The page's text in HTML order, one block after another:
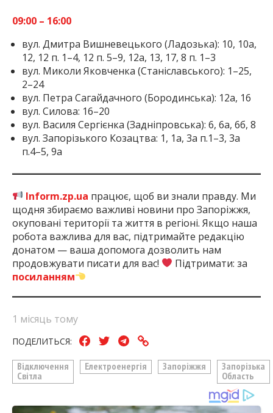
09:00 – 16:00
вул. Дмитра Вишневецького (Ладозька): 10, 10а,
12, 12 п. 1–4, 12 п. 5–9, 12а, 13, 17, 8 п. 1–3
вул. Миколи Яковченка (Станіславського): 1–25,
2–24
вул. Петра Сагайдачного (Бородинська): 12а, 16
вул. Силова: 16–20
вул. Василя Сергієнка (Задніпровська): 6, 6а, 6б, 8
вул. Запорізького Козацтва: 1, 1а, 3а п.1–3, 3а
п.4–5, 9а
Inform.zp.ua працює, щоб ви знали правду. Ми
щодня збираємо важливі новини про Запоріжжя,
окуповані території та життя в регіоні. Якщо наша
робота важлива для вас, підтримайте редакцію
донатом — ваша допомога дозволить нам
продовжувати писати для вас!
Підтримати: за
посиланням
1 місяць тому
ПОДЕЛИТЬСЯ:
Відключення
Світла
Електроенергія Запоріжжя
Запорізька
Область